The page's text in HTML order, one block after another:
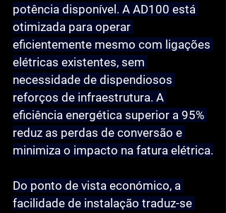
potência disponível. A AD100 está
otimizada para operar
eficientemente mesmo com ligações
elétricas existentes, sem
necessidade de dispendiosos
reforços de infraestrutura. A
eficiência energética superior a 95%
reduz as perdas de conversão e
minimiza o impacto na fatura elétrica.
Do ponto de vista económico, a
facilidade de instalação traduz-se